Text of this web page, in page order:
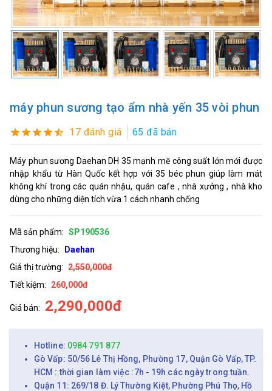
máy phun sương tạo ẩm nhà yến 35 vòi phun
17 đánh giá 65 đã bán
Máy phun sương Daehan DH 35 mạnh mẽ công suất lớn mới được
nhập khẩu từ Hàn Quốc kết hợp với 35 béc phun giúp làm mát
không khí trong các quán nhậu, quán cafe , nhà xưởng , nhà kho
dùng cho những diện tích vừa 1 cách nhanh chống
Mã sản phẩm: SP190536
Thương hiệu:
Daehan
Giá thị trường: 2,550,000đ
Tiết kiệm:
260,000đ
Giá bán: 2,290,000đ
Hotline: 0984 791 877
Gò Vấp: 50/56 Lê Thị Hồng, Phường 17, Quận Gò Vấp, TP.
HCM : thời gian làm việc :7h - 19h các ngày trong tuần.
Quận 11: 269/18 Đ. Lý Thường Kiệt, Phường Phú Thọ, Hồ